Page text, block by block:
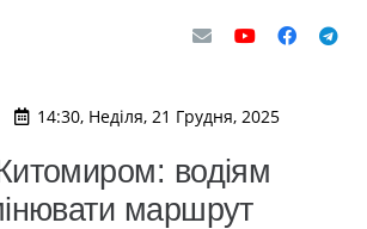
14:30, Неділя, 21 Грудня, 2025
водіям
маршрут